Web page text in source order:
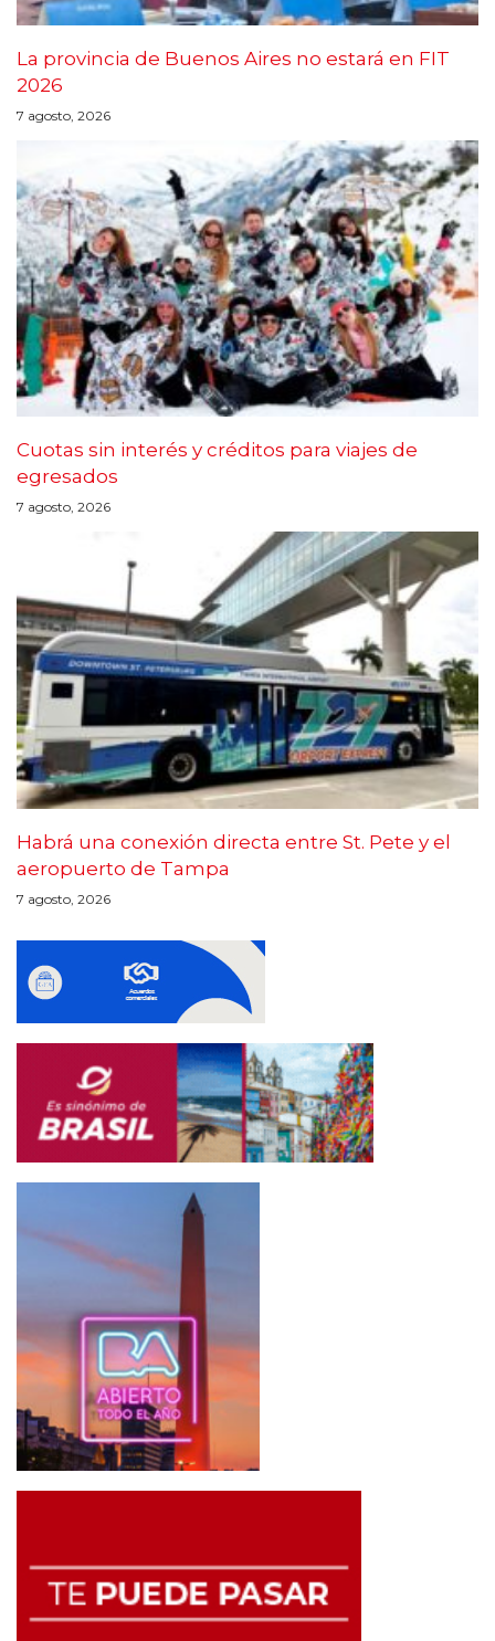
La provincia de Buenos Aires no estará en FIT
2026
7 agosto, 2026
Cuotas sin interés y créditos para viajes de
egresados
7 agosto, 2026
Habrá una conexión directa entre St. Pete y el
aeropuerto de Tampa
7 agosto, 2026